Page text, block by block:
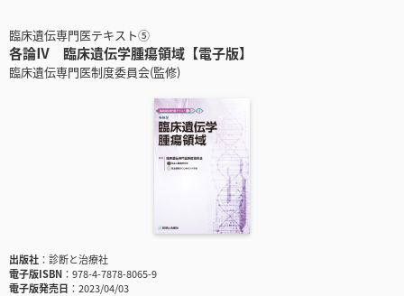
臨床遺伝専門医テキスト⑤
各論Ⅳ 臨床遺伝学腫瘍領域【電子版】
臨床遺伝専門医制度委員会(監修)
出版社
診断と治療社
電子版ISBN
978-4-7878-8065-9
電子版発売日
2023/04/03